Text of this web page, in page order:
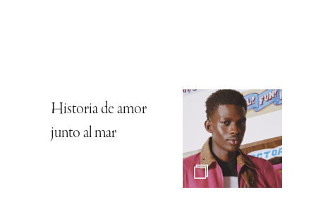
Historia de amor
junto al mar